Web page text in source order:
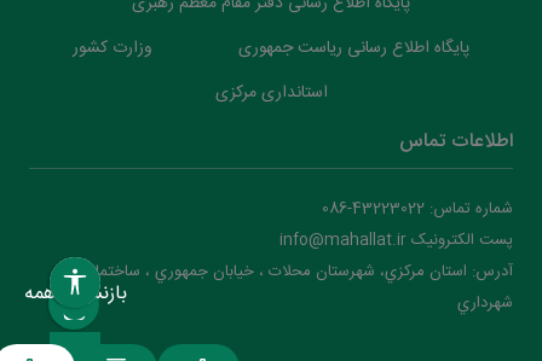
پایگاه اطلاع رسانی ریاست جمهوری
وزارت کشور
استانداری مرکزی
اطلاعات تماس
شماره تماس: 43223022-086
پست الکترونیک info@mahallat.ir
آدرس: استان مرکزي، شهرستان محلات ‌‌‌، خيابان جمهوري ، ساختمان
شهرداري
بازنشانی همه